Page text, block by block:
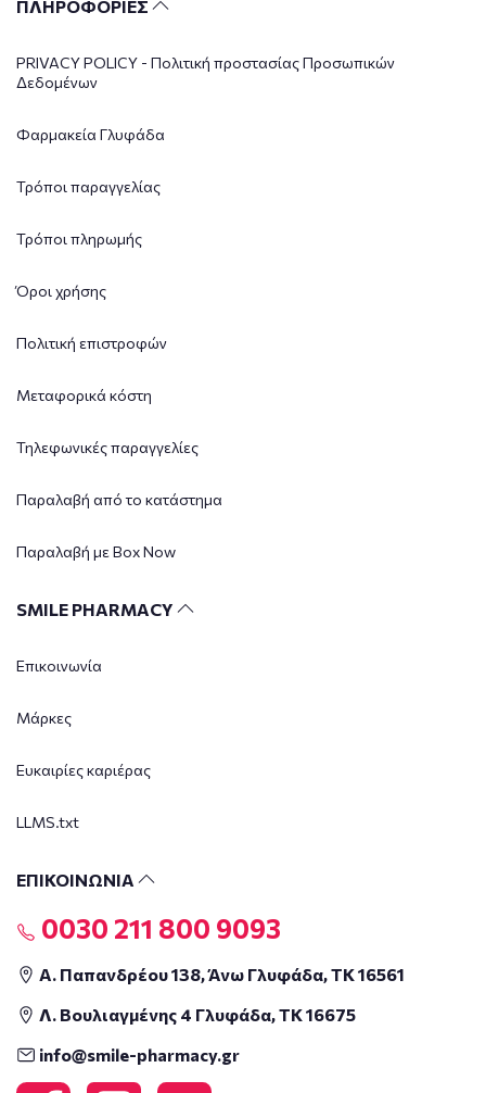
ΠΛΗΡΟΦΟΡΙΕΣ
PRIVACY POLICY - Πολιτική προστασίας Προσωπικών
Δεδομένων
Φαρμακεία Γλυφάδα
Τρόποι παραγγελίας
Τρόποι πληρωμής
Όροι χρήσης
Πολιτική επιστροφών
Μεταφορικά κόστη
Τηλεφωνικές παραγγελίες
Παραλαβή από το κατάστημα
Παραλαβή με Box Now
SMILE PHARMACY
Επικοινωνία
Μάρκες
Ευκαιρίες καριέρας
LLMS.txt
ΕΠΙΚΟΙΝΩΝΙΑ
0030 211 800 9093
Α. Παπανδρέου 138, Άνω Γλυφάδα, ΤΚ 16561
Λ. Βουλιαγμένης 4 Γλυφάδα, ΤΚ 16675
info@smile-pharmacy.gr